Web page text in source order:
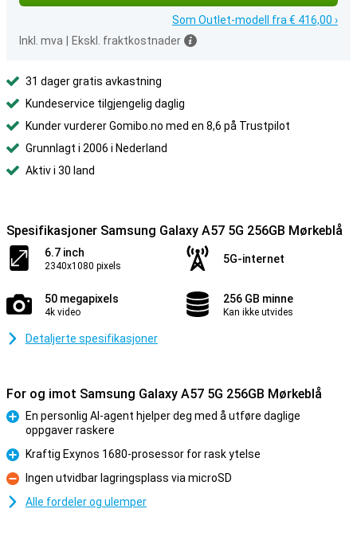
Som Outlet-modell fra € 416,00 ›
Inkl. mva
Ekskl. fraktkostnader
31 dager gratis avkastning
Kundeservice tilgjengelig daglig
Kunder vurderer Gomibo.no med en 8,6 på Trustpilot
Grunnlagt i 2006 i Nederland
Aktiv i 30 land
Spesifikasjoner Samsung Galaxy A57 5G 256GB Mørkeblå
6.7 inch
2340x1080 pixels
5G-internet
50 megapixels
4k video
256 GB minne
Kan ikke utvides
Detaljerte spesifikasjoner
For og imot Samsung Galaxy A57 5G 256GB Mørkeblå
Fordel
En personlig AI-agent hjelper deg med å utføre daglige
oppgaver raskere
Fordel
Kraftig Exynos 1680-prosessor for rask ytelse
Ulempe
Ingen utvidbar lagringsplass via microSD
Alle fordeler og ulemper